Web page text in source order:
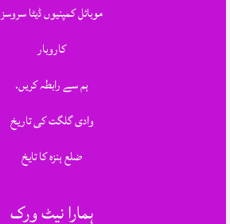
موبائل کمپنیوں ڈیٹا سروسز
کاروبار
ہم سے رابطہ کریں.
وادی گلگت کی تاریخ
ضلع ہنزہ کا تایخ
ہمارا نیٹ ورک